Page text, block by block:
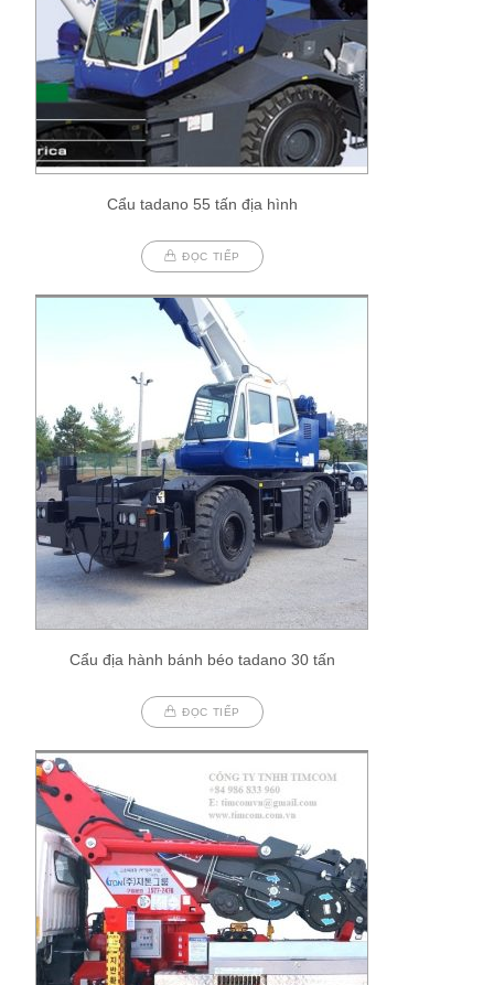
Cẩu tadano 55 tấn địa hình
ĐỌC TIẾP
Cẩu địa hành bánh béo tadano 30 tấn
ĐỌC TIẾP